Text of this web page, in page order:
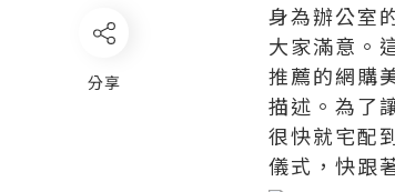
身為辦公室
大家滿意。
推薦的網購
描述。為了
很快就宅配
儀式，快跟
分享